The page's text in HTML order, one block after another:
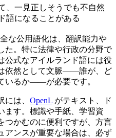
、一見正しそうでも不自然
語になることがある
な公用語化は、翻訳能力や
た。特に法律や行政の分野で
公式なアイルランド語には役
依然として文脈――誰が、ど
いるか――が必要です。
は、 OpenL がテキスト、ド
ます。標識や手紙、学習資
つかむのに便利ですが、方言
アンスが重要な場合は、必ず